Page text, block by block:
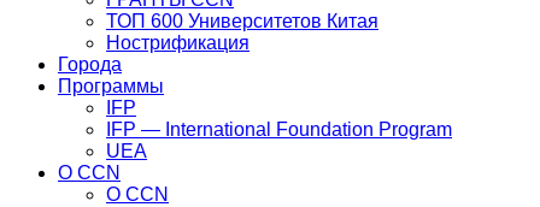
ТОП 600 Университетов Китая
Нострификация
Города
Программы
IFP
IFP — International Foundation Program
UEA
О CCN
О CCN